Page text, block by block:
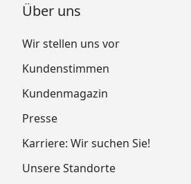
Über uns
Wir stellen uns vor
Kundenstimmen
Kundenmagazin
Presse
Karriere: Wir suchen Sie!
Unsere Standorte